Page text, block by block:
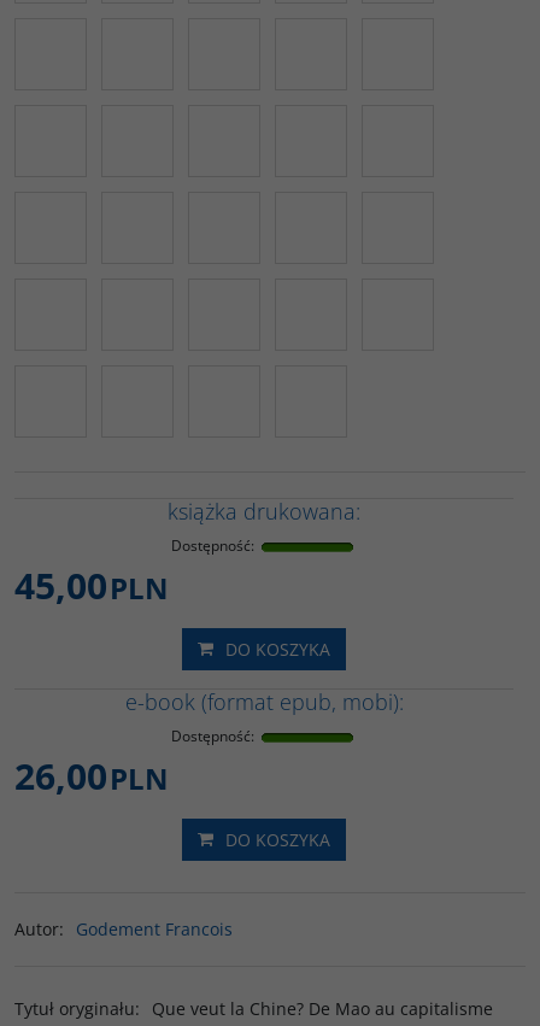
książka drukowana:
Dostępność:
45,00PLN
DO KOSZYKA
e-book (format epub, mobi):
Dostępność:
26,00PLN
DO KOSZYKA
Autor: Godement Francois
Tytuł oryginału: Que veut la Chine? De Mao au capitalisme